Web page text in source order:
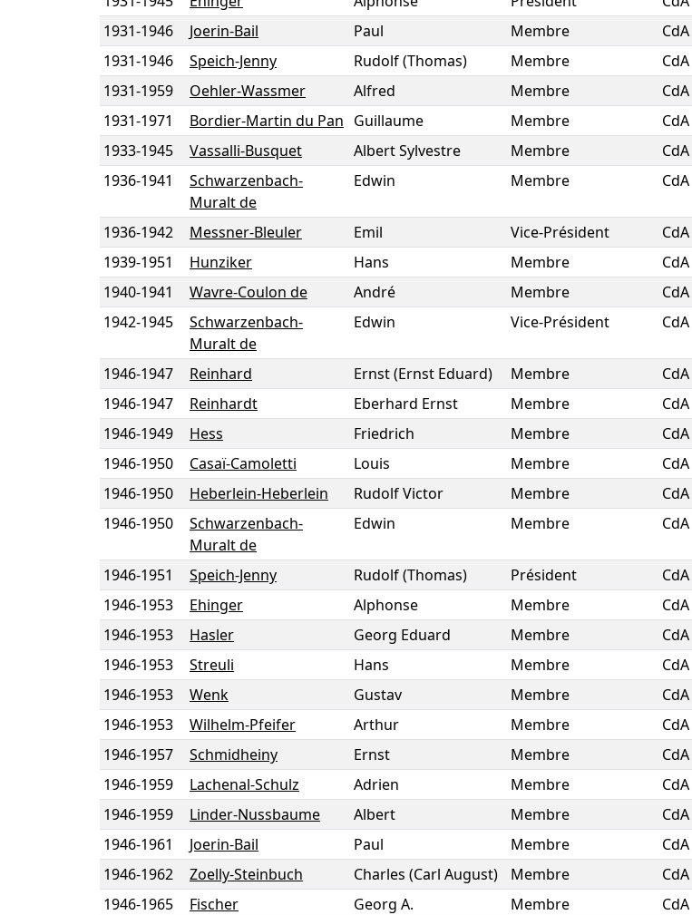
1931-1946 Joerin-Bail Paul Membre CdA
1931-1946 Speich-Jenny Rudolf (Thomas) Membre CdA
1931-1959 Oehler-Wassmer Alfred Membre CdA
1931-1971 Bordier-Martin du Pan Guillaume Membre CdA
1933-1945 Vassalli-Busquet Albert Sylvestre Membre CdA
1936-1941
Schwarzenbach-
Muralt de
Edwin Membre CdA
1936-1942 Messner-Bleuler Emil Vice-Président CdA
1939-1951 Hunziker Hans Membre CdA
1940-1941 Wavre-Coulon de André Membre
CdA
1942-1945
Schwarzenbach-
Muralt de
Edwin Vice-Président CdA
1946-1947 Reinhard Ernst (Ernst Eduard) Membre CdA
1946-1947 Reinhardt Eberhard Ernst Membre CdA
1946-1949 Hess Friedrich Membre CdA
1946-1950 Casaï-Camoletti Louis Membre CdA
1946-1950 Heberlein-Heberlein Rudolf Victor Membre CdA
1946-1950
Schwarzenbach-
Muralt de
Edwin Membre CdA
1946-1951 Speich-Jenny Rudolf (Thomas) Président CdA
1946-1953 Ehinger Alphonse Membre CdA
1946-1953 Hasler Georg Eduard Membre CdA
1946-1953 Streuli Hans Membre CdA
1946-1953 Wenk Gustav Membre CdA
1946-1953 Wilhelm-Pfeifer Arthur Membre CdA
1946-1957 Schmidheiny Ernst Membre CdA
1946-1959 Lachenal-Schulz Adrien Membre CdA
1946-1959 Linder-Nussbaume Albert Membre CdA
1946-1961 Joerin-Bail Paul Membre CdA
1946-1962 Zoelly-Steinbuch Charles (Carl August) Membre CdA
1946-1965 Fischer Georg A. Membre CdA